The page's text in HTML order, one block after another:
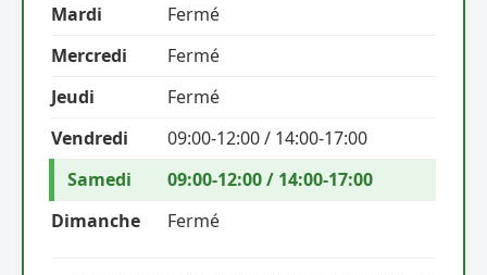
Mardi
Fermé
Mercredi
Fermé
Jeudi
Fermé
Vendredi
09:00-12:00 / 14:00-17:00
Samedi
09:00-12:00 / 14:00-17:00
Dimanche
Fermé